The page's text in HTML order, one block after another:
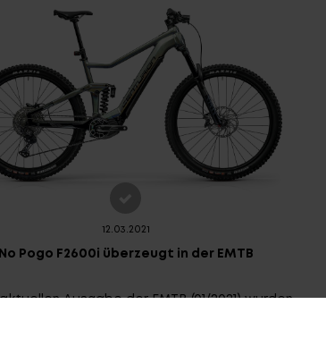
12.03.2021
No Pogo F2600i überzeugt in der EMTB
Ausgabe der EMTB (01/2021) wurden